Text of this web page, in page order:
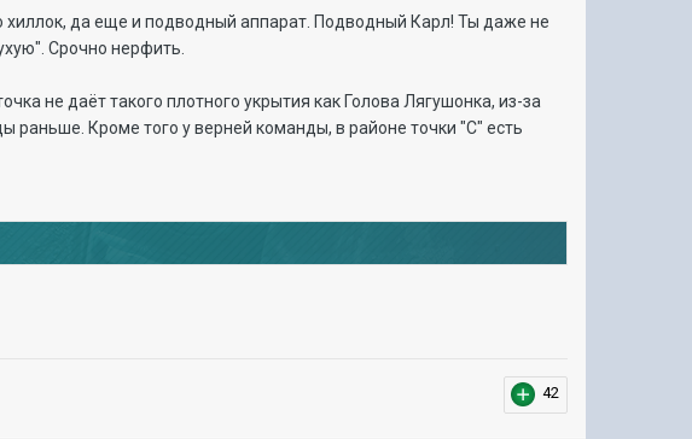
хиллок, да еще и подводный аппарат. Подводный Карл! Ты даже не
Срочно нерфить.
не даёт такого плотного укрытия как Голова Лягушонка, из-за
раньше. Кроме того у верней команды, в районе точки "С" есть
42